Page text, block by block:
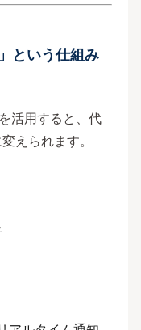
という仕組み
活用すると、代
えられます。